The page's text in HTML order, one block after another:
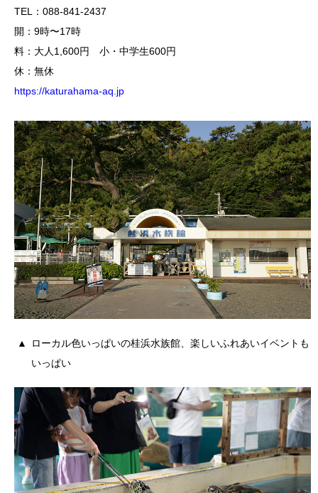
TEL：088-841-2437
開：9時〜17時
料：大人1,600円 小・中学生600円
休：無休
https://katurahama-aq.jp
ローカル色いっぱいの桂浜水族館、楽しいふれあいイベントも
いっぱい